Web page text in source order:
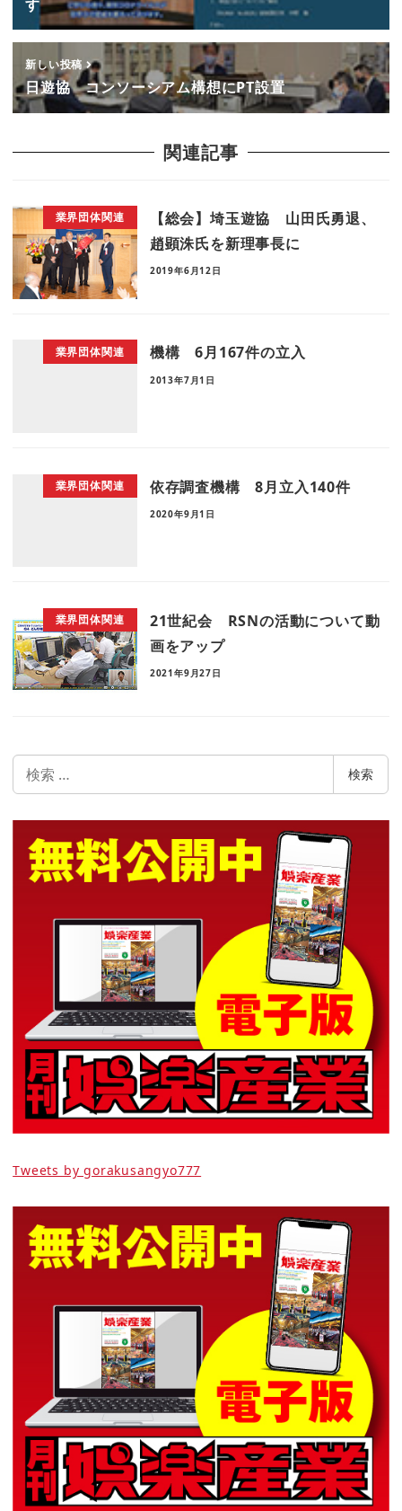
す
新しい投稿
日遊協 コンソーシアム構想にPT設置
関連記事
業界団体関連
【総会】埼玉遊協 山田氏勇退、
趙顕洙氏を新理事長に
2019年6月12日
業界団体関連 機構 6月167件の立入
2013年7月1日
業界団体関連 依存調査機構 8月立入140件
2020年9月1日
業界団体関連
21世紀会 RSNの活動について動
画をアップ
2021年9月27日
索
検索
Tweets by gorakusangyo777